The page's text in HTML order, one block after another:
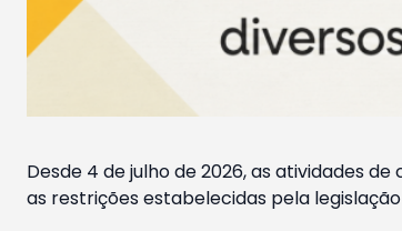
Desde 4 de julho de 2026, as atividades
as restrições estabelecidas pela